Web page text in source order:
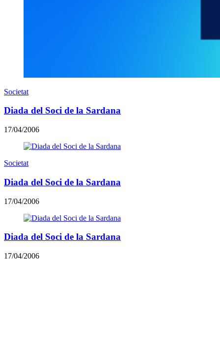
Societat
Diada del Soci de la Sardana
17/04/2006
Societat
Diada del Soci de la Sardana
17/04/2006
Diada del Soci de la Sardana
17/04/2006